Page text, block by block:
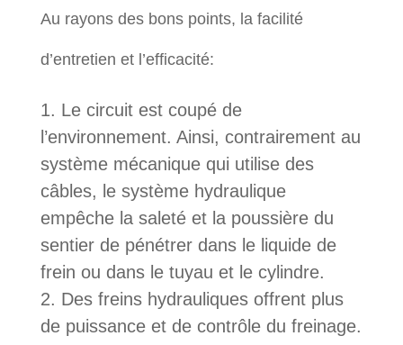
Au rayons des bons points, la facilité
d’entretien et l’efficacité:
Le circuit est coupé de
l’environnement. Ainsi, contrairement au
système mécanique qui utilise des
câbles, le système hydraulique
empêche la saleté et la poussière du
sentier de pénétrer dans le liquide de
frein ou dans le tuyau et le cylindre.
Des freins hydrauliques offrent plus
de puissance et de contrôle du freinage.